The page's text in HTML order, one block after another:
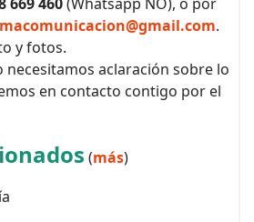
.
y fotos.
necesitamos aclaración sobre lo
en contacto contigo por el
(más)